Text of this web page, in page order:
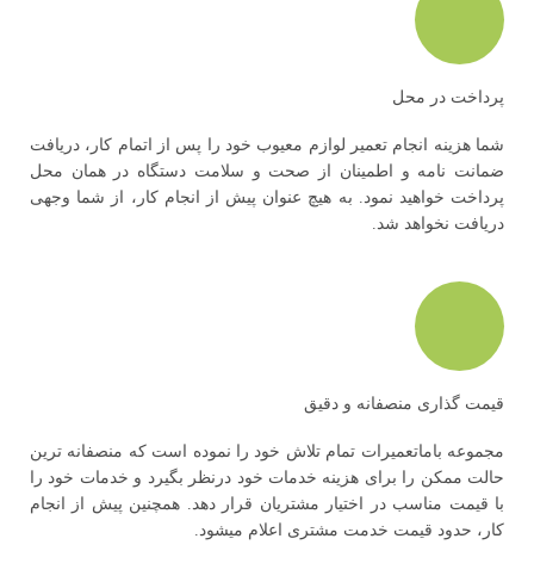
پرداخت در محل
شما هزینه انجام تعمیر لوازم معیوب خود را پس از اتمام کار، دریافت
ضمانت نامه و اطمینان از صحت و سلامت دستگاه در همان محل
پرداخت خواهید نمود. به هیچ عنوان پیش از انجام کار، از شما وجهی
دریافت نخواهد شد.
قیمت گذاری منصفانه و دقیق
مجموعه باماتعمیرات تمام تلاش خود را نموده است که منصفانه ترین
حالت ممکن را برای هزینه خدمات خود درنظر بگیرد و خدمات خود را
با قیمت مناسب در اختیار مشتریان قرار دهد. همچنین پیش از انجام
کار، حدود قیمت خدمت مشتری اعلام میشود.